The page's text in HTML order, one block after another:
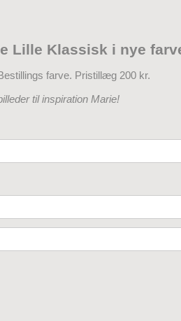
Lille Klassisk i nye
farve. Pristillæg 200 kr.
til inspiration Marie!